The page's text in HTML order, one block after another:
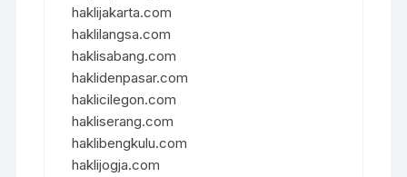
haklijakarta.com
haklilangsa.com
haklisabang.com
haklidenpasar.com
haklicilegon.com
hakliserang.com
haklibengkulu.com
haklijogja.com